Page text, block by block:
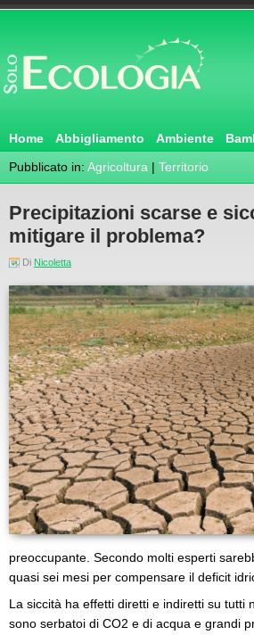
Home Abbigliamento Ambiente
Pubblicato in: Agricoltura | Territorio
Precipitazioni scarse e
mitigare il problema?
Di Nicoletta
preoccupante. Secondo molti esperti
quasi sei mesi per compensare il deficit
La siccità ha effetti diretti e indiretti su
sono serbatoi di CO2 e di acqua e grandi